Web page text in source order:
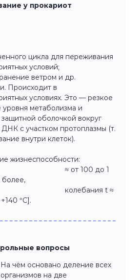
у прокариот
цикла для переживания
условий;
ветром и др.
Происходит в
условиях. Это — резкое
метаболизма и
оболочкой вокруг
с участком протоплазмы (т.
внутри клеток).
жизнеспособности:
100 до 1
более,
t ≈
°С].
вопросы
На чём основано деление всех
организмов на две